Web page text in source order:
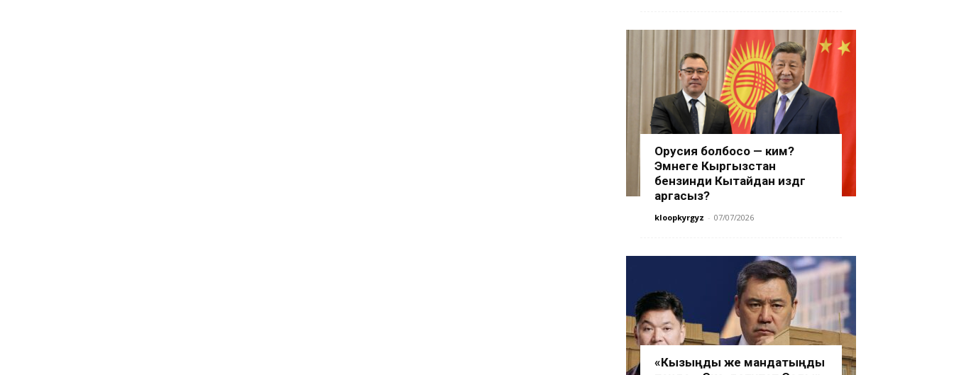
Орусия болбосо — ким?
Эмнеге Кыргызстан
бензинди Кытайдан издөөгө
аргасыз?
kloopkyrgyz - 07/07/2026
«Кызыңды же мандатыңды